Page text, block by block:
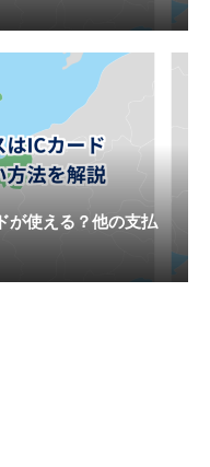
が使える？他の支払